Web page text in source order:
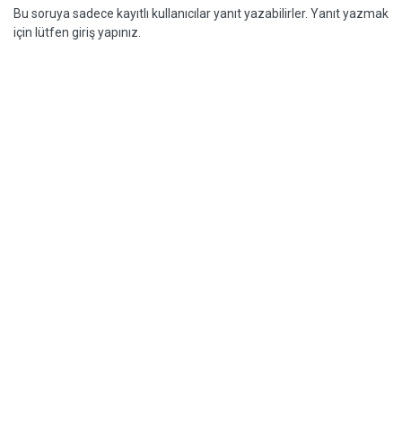
Bu soruya sadece kayıtlı kullanıcılar yanıt yazabilirler. Yanıt yazmak
için lütfen giriş yapınız.